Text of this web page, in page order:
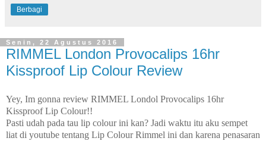
Berbagi
Senin, 22 Agustus 2016
RIMMEL London Provocalips 16hr
Kissproof Lip Colour Review
Yey, Im gonna review RIMMEL Londol Provocalips 16hr
Kissproof Lip Colour!!
Pasti udah pada tau lip colour ini kan? Jadi waktu itu aku sempet
liat di youtube tentang Lip Colour Rimmel ini dan karena penasaran